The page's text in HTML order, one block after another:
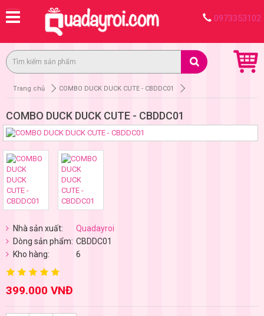
0973353102
Trang chủ COMBO DUCK DUCK CUTE - CBDDC01
COMBO DUCK DUCK CUTE - CBDDC01
Nhà sản xuất:
Quadayroi
Dòng sản phẩm: CBDDC01
Kho hàng:
6
399.000 VNĐ